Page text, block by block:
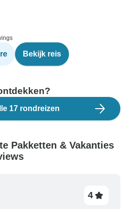
Bekijk reis
17 rondreizen
Pakketten & Vakanties
4